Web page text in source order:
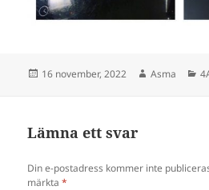
Postat
16 november, 2022 Författare
Asma
Lämna ett svar
Din e-postadress kommer inte
märkta*